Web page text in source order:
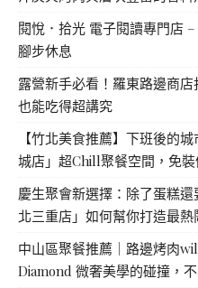
閱悅．拾光 電子閱讀專門店
腳步休息
露營新手必看！羅東路邊商
也能吃得超講究
【竹北美食推薦】下班後的
城店」超Chill聚餐空間，免裝
慶生聚會新選擇：除了蛋糕
北三重店」如何幫你打造最
中山區聚餐推薦｜路邊烤肉
Diamond 微奢美學的碰撞，